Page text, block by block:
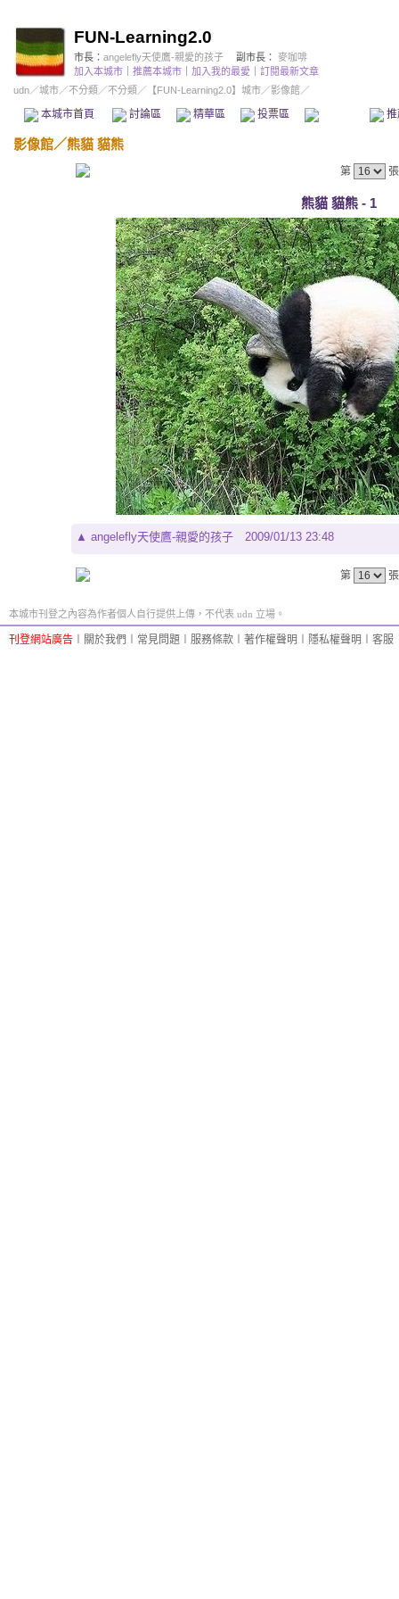
FUN-Learning2.0
市長： angelefly天使鷹-親愛的孩子 副市長：
麥咖啡
加入本城市
推薦本城市 加入我的最愛
訂閱最新文章
udn／城市／不分類 ／不分類 ／ 【FUN-Learning2.0】城市／影像館／
本城市首頁 討論區 精華區 投票區 影像館
影像館／熊貓 貓熊
第
熊貓 貓熊 - 1
▲ angelefly天使鷹-親愛的孩子 2009/01/13 23:48
第
本城市刊登之內容為作者個人自行提供上傳，不代表 udn 立場。
刊登網站廣告 關於我們 常見問題 服務條款 著作權聲明 隱私權聲明 客服